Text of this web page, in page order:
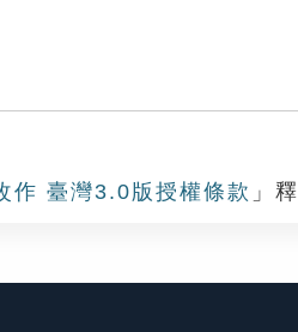
作 臺灣3.0版授權條款 」